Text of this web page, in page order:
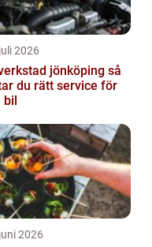
2026
jönköping så
du rätt service för
bil
2026